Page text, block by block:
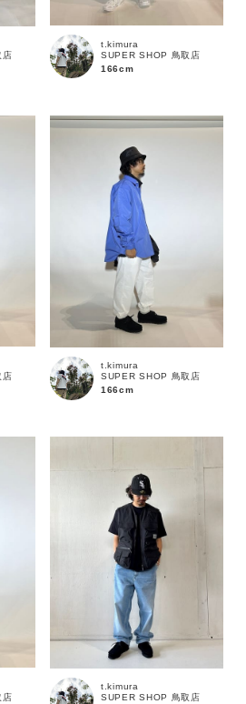
件で絞り込む
店
t.kimura
SUPER SHOP 鳥取店
166cm
店
t.kimura
SUPER SHOP 鳥取店
166cm
店
t.kimura
SUPER SHOP 鳥取店